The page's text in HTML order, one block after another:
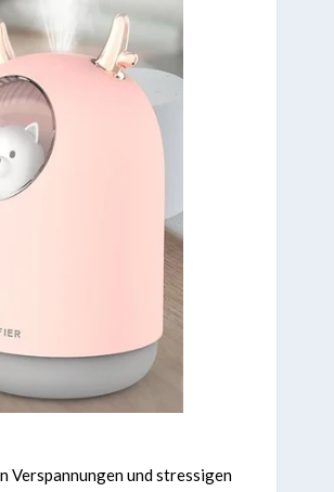
Verspannungen und stressigen